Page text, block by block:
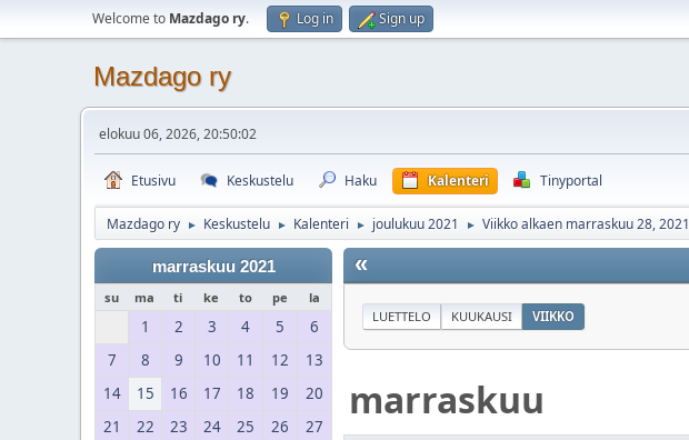
Welcome to Mazdago ry. Log in Sign up
Mazdago ry
elokuu 06, 2026, 20:50:02
Etusivu Keskustelu Haku Kalenteri Tinyportal
Mazdago ry ► Keskustelu ► Kalenteri ► joulukuu 2021 ► Viikko alkaen marraskuu 28, 2021
marraskuu 2021
su ma ti ke to pe la
1 2 3 4 5
6
7
8 9 10 11 12
13
14
15 16 17 18 19
20
21
22 23 24 25 26
27
«
LUETTELO KUUKAUSI VIIKKO
marraskuu